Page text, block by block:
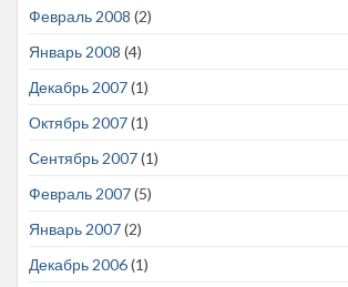
Февраль 2008 (2)
Январь 2008 (4)
Декабрь 2007(1)
Октябрь 2007(1)
Сентябрь 2007(1)
Февраль 2007(5)
Январь 2007(2)
Декабрь 2006(1)